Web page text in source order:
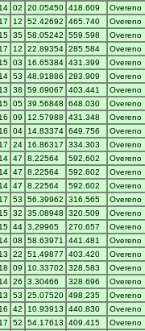
14 02 20.05450 418.609
Overeno
17 12 52.42692 465.740
Overeno
15 35 58.05242 559.598
Overeno
17 12 22.89354 285.584
Overeno
15 03 16.65384 431.399
Overeno
14 53 48.91886 283.909
Overeno
13 38 59.69067 403.441
Overeno
15 05 39.56848 648.030
Overeno
16 09 12.57988 431.348
Overeno
16 04 14.83374 649.756
Overeno
17 24 16.86317 334.303
Overeno
14 47 8.22564 592.602
Overeno
14 47 8.22564 592.602
Overeno
14 47 8.22564 592.602
Overeno
17 53 56.39962 316.565
Overeno
15 32 35.08948 320.509
Overeno
15 44 3.29965 270.657
Overeno
14 08 58.63971 441.481
Overeno
13 22 51.49877 403.420
Overeno
18 09 10.33702 328.583
Overeno
14 26 3.30466 328.696
Overeno
13 53 25.07520 498.235
Overeno
16 42 10.93913 440.830
Overeno
17 52 54.17613 409.415
Overeno